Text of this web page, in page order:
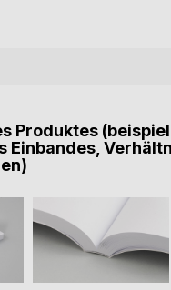
Produktes
Einbandes,